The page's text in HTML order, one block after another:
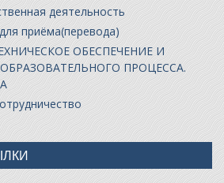
деятельность
приёма(перевода)
ОБЕСПЕЧЕНИЕ И
ПРОЦЕССА.